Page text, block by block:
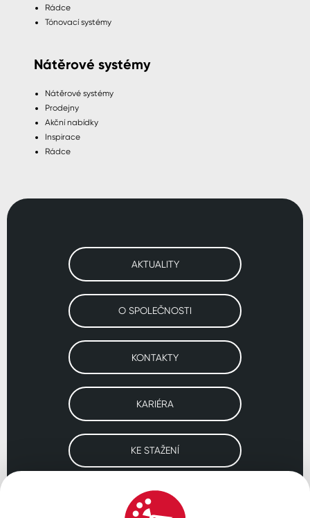
Rádce
Tónovací systémy
Nátěrové systémy
Nátěrové systémy
Prodejny
Akční nabídky
Inspirace
Rádce
AKTUALITY
O SPOLEČNOSTI
KONTAKTY
KARIÉRA
KE STAŽENÍ
Navštivte naše pobočky